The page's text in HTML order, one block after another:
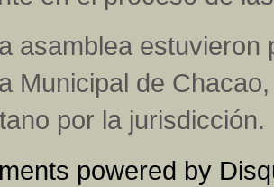
asamblea
Municipal de
por la jurisdicción.
powered by